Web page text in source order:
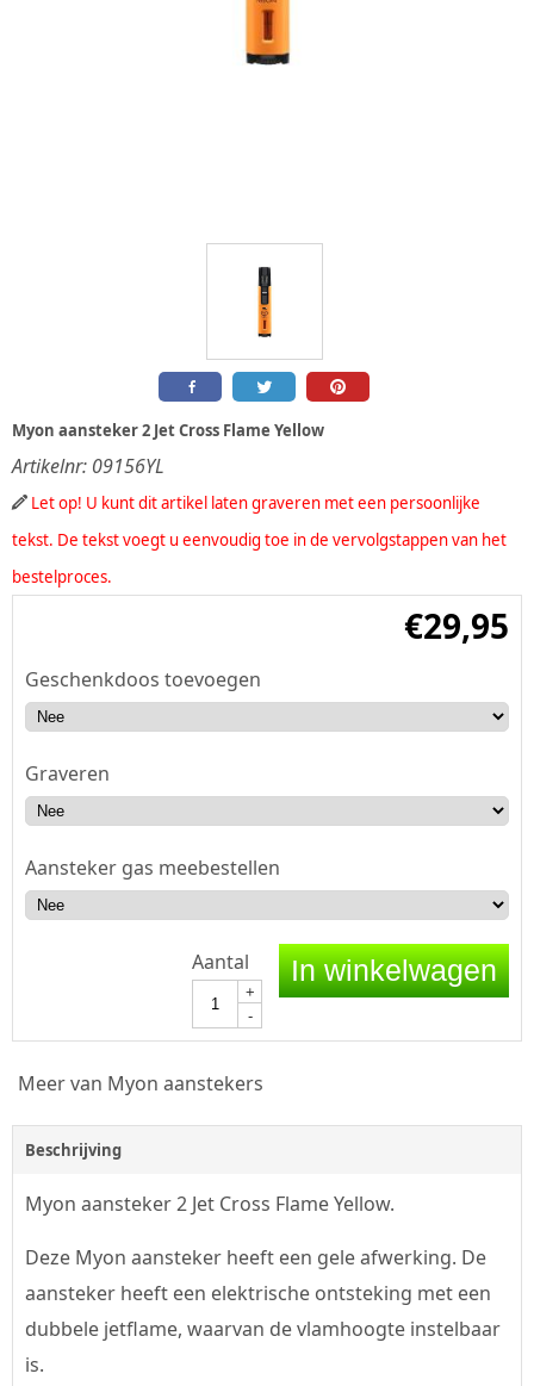
Myon aansteker 2 Jet Cross Flame Yellow
Artikelnr: 09156YL
Let op! U kunt dit artikel laten graveren met een persoonlijke
tekst. De tekst voegt u eenvoudig toe in de vervolgstappen van het
bestelproces.
€29,95
Geschenkdoos toevoegen
Graveren
Aansteker gas meebestellen
Aantal
+
-
In winkelwagen
Meer van Myon aanstekers
Beschrijving
Myon aansteker 2 Jet Cross Flame Yellow.
Deze Myon aansteker heeft een gele afwerking. De
aansteker heeft een elektrische ontsteking met een
dubbele jetflame, waarvan de vlamhoogte instelbaar
is.